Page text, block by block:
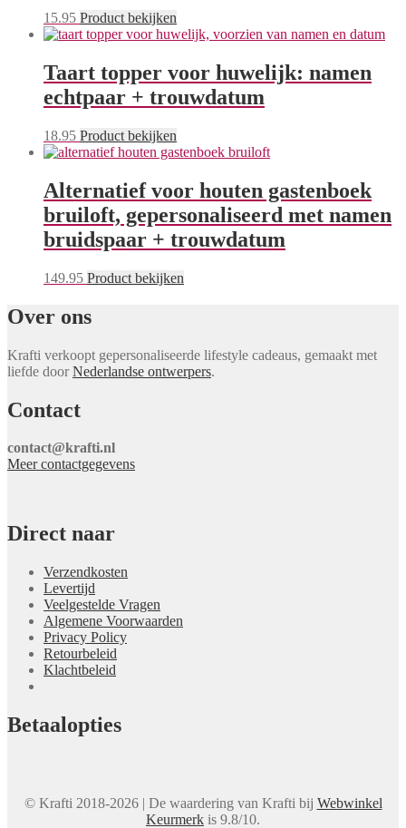
15.95 Product bekijken
Taart topper voor huwelijk: namen
echtpaar + trouwdatum
18.95 Product bekijken
Alternatief voor houten gastenboek
bruiloft, gepersonaliseerd met namen
bruidspaar + trouwdatum
149.95 Product bekijken
Over ons
Krafti verkoopt gepersonaliseerde lifestyle cadeaus, gemaakt met
liefde doorNederlandse ontwerpers.
Contact
contact@krafti.nl
Meer contactgegevens
Direct naar
Verzendkosten
Levertijd
Veelgestelde Vragen
Algemene Voorwaarden
Privacy Policy
Retourbeleid
Klachtbeleid
Betaalopties
© Krafti 2018-2026 | De waardering van Krafti bij Webwinkel
Keurmerk is 9.8/10.